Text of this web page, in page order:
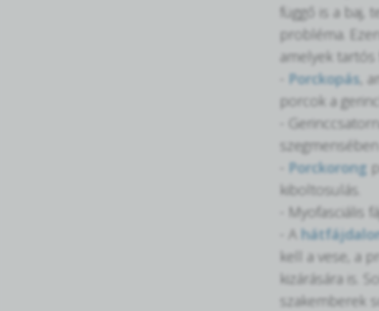
függő is a baj,
probléma.
amelyek
Porckopás ,
porcok a
-
Porckorong
kiboltosulás.
- Myofasciális
- A
kell a vese, a
kizárására is.
szakemberek